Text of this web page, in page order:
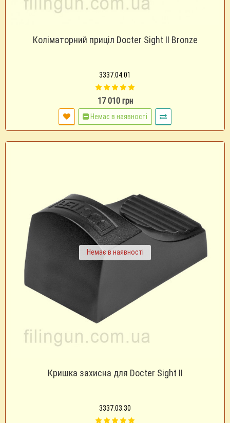
Коліматорний приціл Docter Sight II Bronze
3337.04.01
17 010 грн
Немає в наявності
Немає в наявності
Кришка захисна для Docter Sight II
3337.03.30